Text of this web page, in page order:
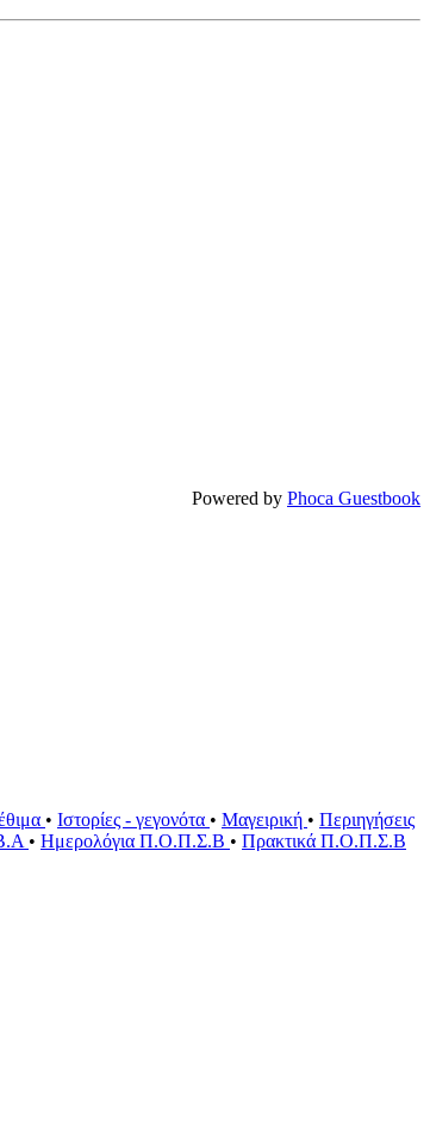
Powered by Phoca Guestbook
• Ιστορίες - γεγονότα • Μαγειρική • Περιηγήσεις
• Ημερολόγια Π.Ο.Π.Σ.Β • Πρακτικά Π.Ο.Π.Σ.Β